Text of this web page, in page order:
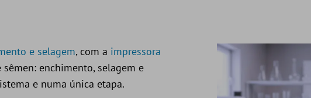
e selagem, com a impressora
enchimento, selagem e
e numa única etapa.